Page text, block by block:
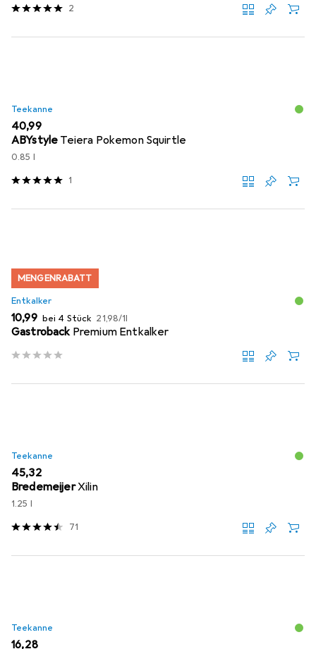
2
Teekanne
EUR
40,99
ABYstyle Teiera Pokemon Squirtle
0.85 l
1
MENGENRABATT
Entkalker
EUR
10,99 bei 4 Stück EUR
21,98/1l
Gastroback Premium Entkalker
Teekanne
EUR
45,32
BredemeijerXilin
1.25 l
71
Teekanne
EUR
16,28